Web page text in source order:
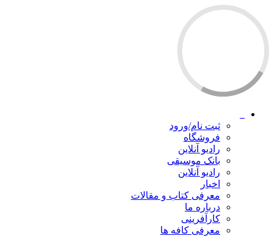
ثبت نام/ورود
فروشگاه
رادیو آنلاین
بانک موسیقی
رادیو آنلاین
اخبار
معرفی کتاب و مقالات
درباره ما
کارآفرینی
معرفی کافه ها